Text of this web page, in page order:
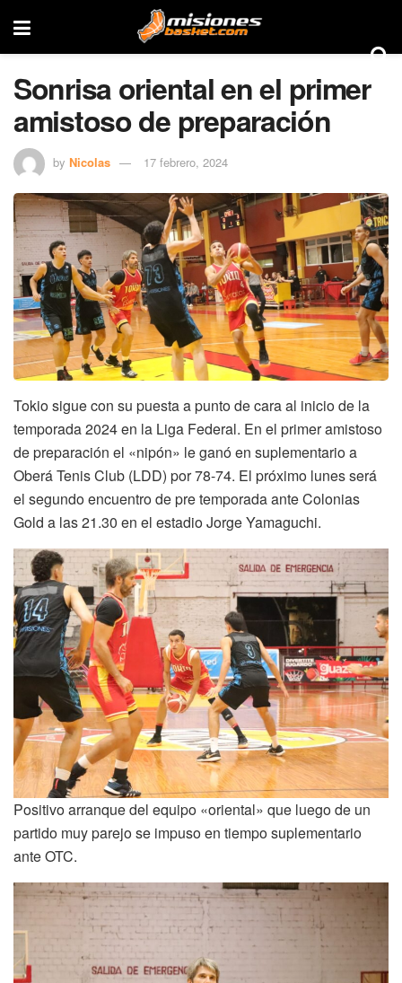
Sonrisa oriental en el primer
amistoso de preparación
by Nicolas 17 febrero, 2024
Tokio sigue con su puesta a punto de cara al inicio de la
temporada 2024 en la Liga Federal. En el primer amistoso
de preparación el «nipón» le ganó en suplementario a
Oberá Tenis Club (LDD) por 78-74. El próximo lunes será
el segundo encuentro de pre temporada ante Colonias
Gold a las 21.30 en el estadio Jorge Yamaguchi.
Positivo arranque del equipo «oriental» que luego de un
partido muy parejo se impuso en tiempo suplementario
ante OTC.